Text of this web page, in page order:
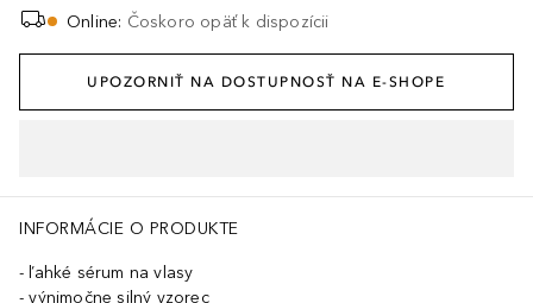
Online: Čoskoro opäť k dispozícii
UPOZORNIŤ NA DOSTUPNOSŤ NA E-SHOPE
INFORMÁCIE O PRODUKTE
ľahké sérum na vlasy
výnimočne silný vzorec